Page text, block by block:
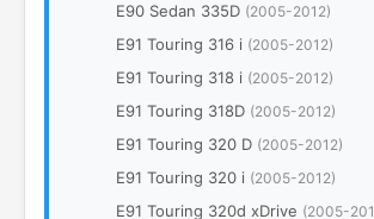
E90 Sedan 335D (2005-2012)
E91 Touring 316 i (2005-2012)
E91 Touring 318 i (2005-2012)
E91 Touring 318D (2005-2012)
E91 Touring 320 D (2005-2012)
E91 Touring 320 i (2005-2012)
E91 Touring 320d xDrive (2005-